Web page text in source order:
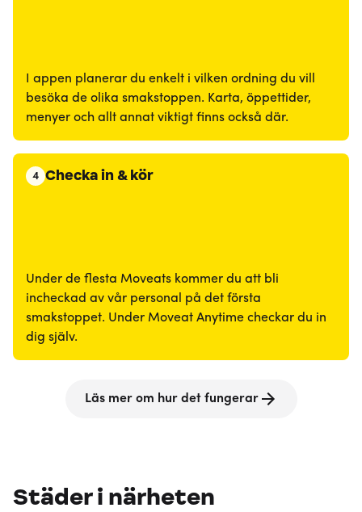
I appen planerar du enkelt i vilken ordning du vill
besöka de olika smakstoppen. Karta, öppettider,
menyer och allt annat viktigt finns också där.
4 Checka in & kör
Under de flesta Moveats kommer du att bli
incheckad av vår personal på det första
smakstoppet. Under Moveat Anytime checkar du in
dig själv.
Läs mer om hur det fungerar
Städer i närheten